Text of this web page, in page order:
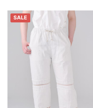
SALE